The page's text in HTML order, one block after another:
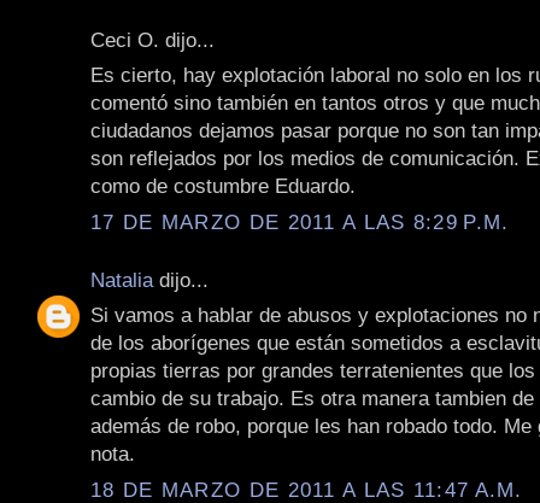
Ceci O. dijo...
Es cierto, hay explotación laboral no solo en los
comentó sino también en tantos otros y que
ciudadanos dejamos pasar porque no son tan
son reflejados por los medios de comunicación.
como de costumbre Eduardo.
17 DE MARZO DE 2011 A LAS 8:29 P.M.
Natalia dijo...
Si vamos a hablar de abusos y explotaciones no
de los aborígenes que están sometidos a
propias tierras por grandes terratenientes que
cambio de su trabajo. Es otra manera tambien
además de robo, porque les han robado todo. Me
nota.
18 DE MARZO DE 2011 A LAS 11:47 A.M.